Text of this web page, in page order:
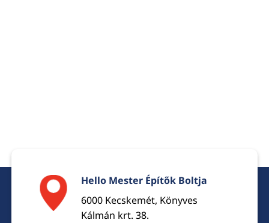
Hello Mester Építők Boltja
6000 Kecskemét, Könyves
Kálmán krt. 38.